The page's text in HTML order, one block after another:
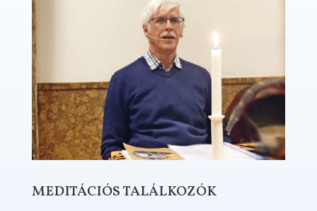
MEDITÁCIÓS TALÁLKOZÓK